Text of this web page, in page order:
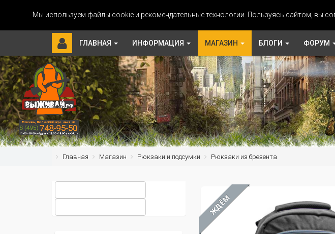
Мы используем файлы cookie и рекомендательные технологии. Пользуясь сайтом, вы
ГЛАВНАЯ ИНФОРМАЦИЯ МАГАЗИН БЛОГИ ФОРУМ
Главная Магазин Рюкзаки и подсумки Рюкзаки из брезента
ЖДЁМ